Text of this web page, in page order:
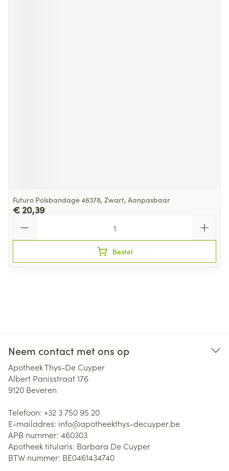
Futuro Polsbandage 46378, Zwart, Aanpasbaar
€ 20,39
Bestel
Neem contact met ons op
Apotheek Thys-De Cuyper
Albert Panisstraat 176
9120 Beveren
Telefoon: +32 3 750 95 20
E-mailadres: info@apotheekthys-decuyper.be
APB nummer: 460303
Apotheek titularis: Barbara De Cuyper
BTW nummer: BE0461434740